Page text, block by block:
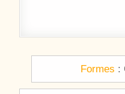
Navigation
Formes :